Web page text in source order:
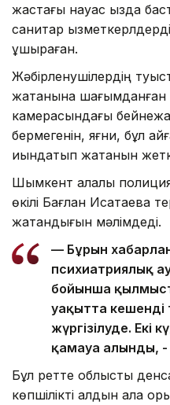
жастағы науқас қызда
санитар
ұшыраған.
Жәбірленушілердің
жатқанына шағымданған
камерасындағы
бермегенін, яғни, бұл
қиындатып жатқанын
Шымкент қалалық
өкілі Бағлан Исатаева
жатқандығын мәлімдеді.
— Бұрын
психиатриялық
бойынша
уақытта
жүргізілуде. Екі
қамауға алынды, -
Бұл ретте облыстық
көпшілікті алдын ала